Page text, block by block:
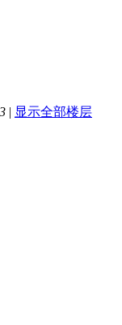
| 显示全部楼层